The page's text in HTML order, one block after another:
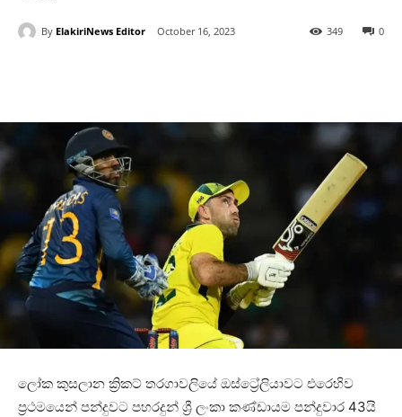
By ElakiriNews Editor October 16, 2023 0
349
ලෝක කුසලාන ක්‍රිකට් තරගාවලියේ ඔස්ට්‍රේලියාවට එරෙහිව
ප්‍රථමයෙන් පන්දුවට පහරදුන් ශ්‍රී ලංකා කණ්ඩායම පන්දුවාර 43යි